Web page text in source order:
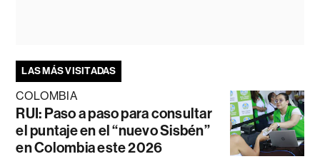
LAS MÁS VISITADAS
COLOMBIA
RUI: Paso a paso para consultar
el puntaje en el “nuevo Sisbén”
en Colombia este 2026